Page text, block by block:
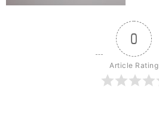
0
Article Rating